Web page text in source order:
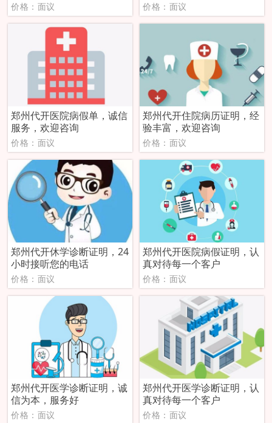
价格：面议 价格：面议
郑州代开医院病假单，诚信
服务，欢迎咨询
价格：面议
郑州代开住院病历证明，经
验丰富，欢迎咨询
价格：面议
郑州代开休学诊断证明，24
小时接听您的电话
价格：面议
郑州代开医院病假证明，认
真对待每一个客户
价格：面议
郑州代开医学诊断证明，诚
信为本，服务好
价格：面议
郑州代开医学诊断证明，认
真对待每一个客户
价格：面议